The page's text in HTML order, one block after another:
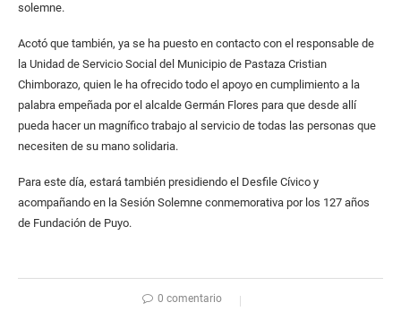
solemne.
Acotó que también, ya se ha puesto en contacto con el responsable de
la Unidad de Servicio Social del Municipio de Pastaza Cristian
Chimborazo, quien le ha ofrecido todo el apoyo en cumplimiento a la
palabra empeñada por el alcalde Germán Flores para que desde allí
pueda hacer un magnífico trabajo al servicio de todas las personas que
necesiten de su mano solidaria.
Para este día, estará también presidiendo el Desfile Cívico y
acompañando en la Sesión Solemne conmemorativa por los 127 años
de Fundación de Puyo.
0 comentario